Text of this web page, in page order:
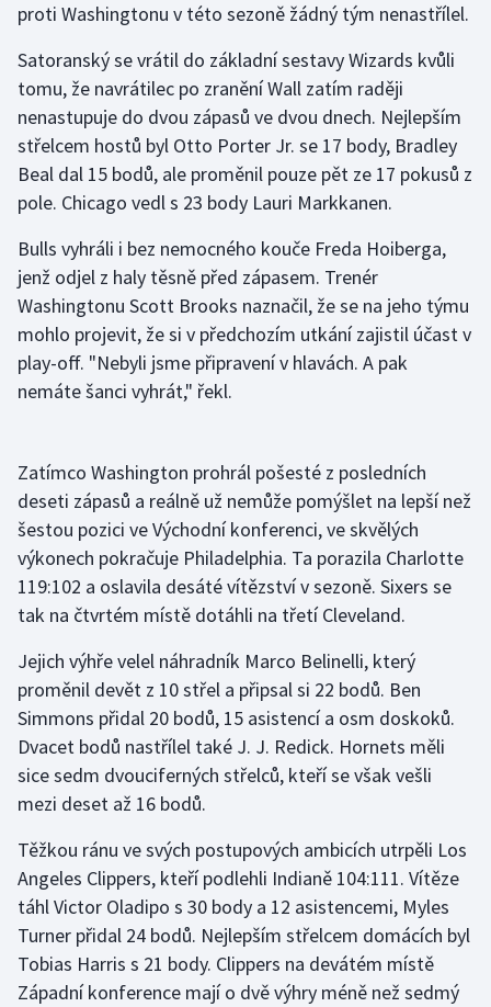
Golf
Gymnastika
Házená
Jezdectví
Krasobruslení
Lezení
Lyže a snowboard
Motorsport
Olympijské hry
Parasport
Plavání
Plážový volejbal
Rychlobruslení
Rychlostní kanoistika
Short track
Sportovní střelba
proti Washingtonu v této sezoně žádný tým nenastřílel.
Satoranský se vrátil do základní sestavy Wizards kvůli
tomu, že navrátilec po zranění Wall zatím raději
nenastupuje do dvou zápasů ve dvou dnech. Nejlepším
střelcem hostů byl Otto Porter Jr. se 17 body, Bradley
Beal dal 15 bodů, ale proměnil pouze pět ze 17 pokusů z
pole. Chicago vedl s 23 body Lauri Markkanen.
Bulls vyhráli i bez nemocného kouče Freda Hoiberga,
jenž odjel z haly těsně před zápasem. Trenér
Washingtonu Scott Brooks naznačil, že se na jeho týmu
mohlo projevit, že si v předchozím utkání zajistil účast v
play-off. "Nebyli jsme připravení v hlavách. A pak
nemáte šanci vyhrát," řekl.
Zatímco Washington prohrál pošesté z posledních
deseti zápasů a reálně už nemůže pomýšlet na lepší než
šestou pozici ve Východní konferenci, ve skvělých
výkonech pokračuje Philadelphia. Ta porazila Charlotte
119:102 a oslavila desáté vítězství v sezoně. Sixers se
tak na čtvrtém místě dotáhli na třetí Cleveland.
Jejich výhře velel náhradník Marco Belinelli, který
proměnil devět z 10 střel a připsal si 22 bodů. Ben
Simmons přidal 20 bodů, 15 asistencí a osm doskoků.
Dvacet bodů nastřílel také J. J. Redick. Hornets měli
sice sedm dvouciferných střelců, kteří se však vešli
mezi deset až 16 bodů.
Těžkou ránu ve svých postupových ambicích utrpěli Los
Angeles Clippers, kteří podlehli Indianě 104:111. Vítěze
táhl Victor Oladipo s 30 body a 12 asistencemi, Myles
Turner přidal 24 bodů. Nejlepším střelcem domácích byl
Tobias Harris s 21 body. Clippers na devátém místě
Západní konference mají o dvě výhry méně než sedmý